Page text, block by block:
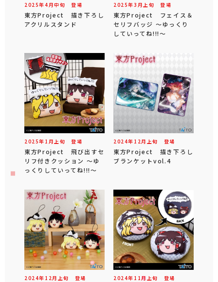
2025年4 月中旬 登場
東方Project 描き下ろし
アクリルスタンド
2025年3 月 上旬 登場
東方Project フェイス＆
セリフバッジ ～ゆっくり
していってね!!!～
2025年 1 月 上旬 登場
東方Project 飛び出すセ
リフ付きクッション ～ゆ
っくりしていってね!!!～
2024年 12 月 上旬 登場
東方Project 描き下ろし
ブランケットvol.4
2024年 12 月 上旬 登場 2024年 11 月 上旬 登場